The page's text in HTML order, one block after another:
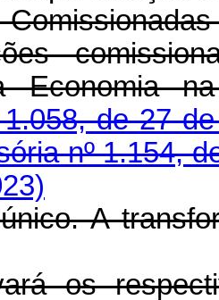
Economia
de 27
nº 1.154,
A
os